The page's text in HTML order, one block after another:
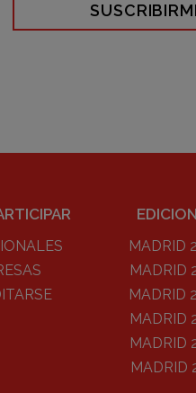
MADRID
MADRID
MADRID
MADRID
MADRID
MADRID